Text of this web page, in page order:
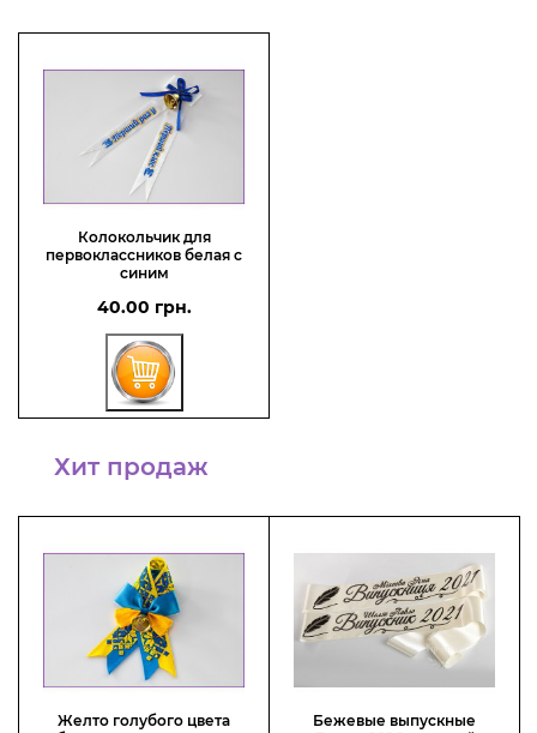
Колокольчик для
первоклассников белая с
синим
40.00 грн.
Хит продаж
Желто голубого цвета
Бежевые выпускные